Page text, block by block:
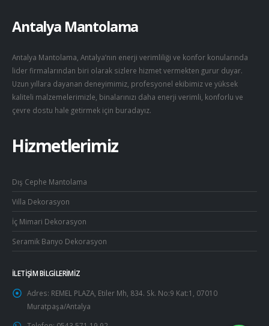
Antalya Mantolama
Antalya Mantolama, Antalya’nın enerji verimliliği ve konfor konularında
lider firmalarından biri olarak sizlere hizmet vermekten gurur duyar.
Uzun yıllara dayanan deneyimimiz, profesyonel ekibimiz ve yüksek
kaliteli malzemelerimizle, binalarınızı daha enerji verimli, konforlu ve
çevre dostu hale getirmek için buradayız.
Hizmetlerimiz
Dış Cephe Mantolama
Villa Dekorasyon
İç Mimari Dekorasyon
Seramik Banyo Dekorasyon
İLETIŞIM BILGILERIMIZ
Adres: REMEL PLAZA, Etiler Mh, 834. Sk. No:9 Kat:1, 07010
Muratpaşa/Antalya